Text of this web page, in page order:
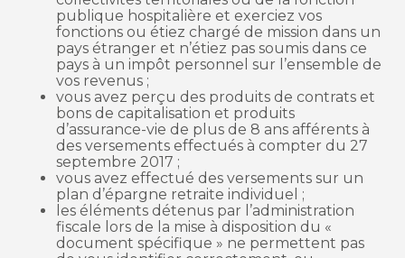
publique hospitalière et exerciez vos
fonctions ou étiez chargé de mission dans un
pays étranger et n’étiez pas soumis dans ce
pays à un impôt personnel sur l’ensemble de
vos revenus ;
vous avez perçu des produits de contrats et
bons de capitalisation et produits
d’assurance-vie de plus de 8 ans afférents à
des versements effectués à compter du 27
septembre 2017 ;
vous avez effectué des versements sur un
plan d’épargne retraite individuel ;
les éléments détenus par l’administration
fiscale lors de la mise à disposition du «
document spécifique » ne permettent pas